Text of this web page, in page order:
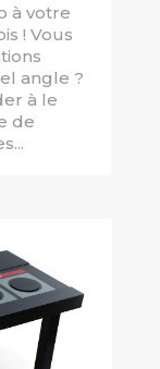
à votre
! Vous
angle ?
à le
de